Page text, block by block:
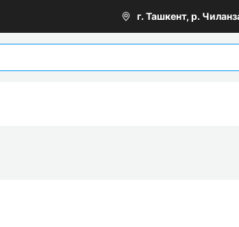
г. Ташкент, р.